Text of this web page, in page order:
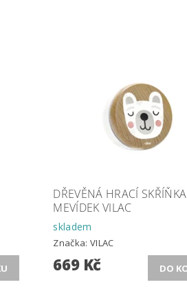
DŘEVĚNÁ HRACÍ SKŘÍŇKA
MEVÍDEK VILAC
skladem
Značka:VILAC
669 Kč